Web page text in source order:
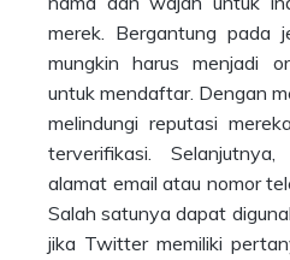
merek. Bergantung pada
mungkin harus menjadi
untuk mendaftar. Dengan
melindungi reputasi
terverifikasi.
alamat email atau nomor
Salah satunya dapat
jika Twitter memiliki